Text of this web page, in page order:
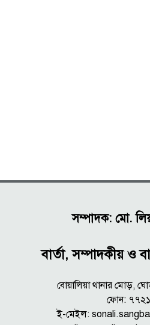
সম্পাদক: মো.
বার্তা, সম্পাদকীয় ও
বোয়ালিয়া থানার মোড়,
ফোন:
ই-মেইল: